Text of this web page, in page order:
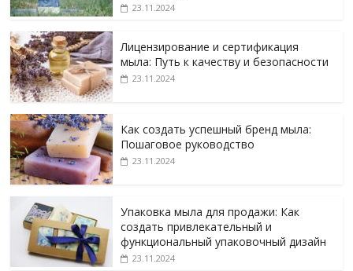
23.11.2024
Лицензирование и сертификация
мыла: Путь к качеству и безопасности
23.11.2024
Как создать успешный бренд мыла:
Пошаговое руководство
23.11.2024
Упаковка мыла для продажи: Как
создать привлекательный и
функциональный упаковочный дизайн
23.11.2024